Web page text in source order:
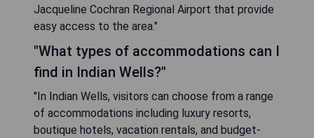
Jacqueline Cochran Regional Airport that provide
easy access to the area."
"What types of accommodations can I
find in Indian Wells?"
"In Indian Wells, visitors can choose from a range
of accommodations including luxury resorts,
boutique hotels, vacation rentals, and budget-